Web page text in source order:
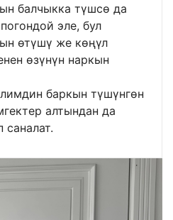
балчыкка түшсө да
эле, бул
өтүшү же көңүл
өзүнүн наркын
баркын түшүнгөн
алтындан да